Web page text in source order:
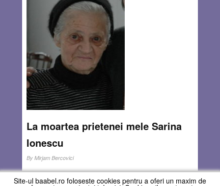
determinat să semneze acordul de limitare a programului
său nuclear, în schimbul ridicării sancțiunilor economice
care i-au fost impuse de SUA și aliații ei
occidentali.
Read more…
JAN 18, 2018
La moartea prietenei mele Sarina
Ionescu
By Mirjam Bercovici
Sarina era din Câmpulungul meu natal, iubit și urât de
Site-ul baabel.ro foloseste cookies pentru a oferi un maxim de